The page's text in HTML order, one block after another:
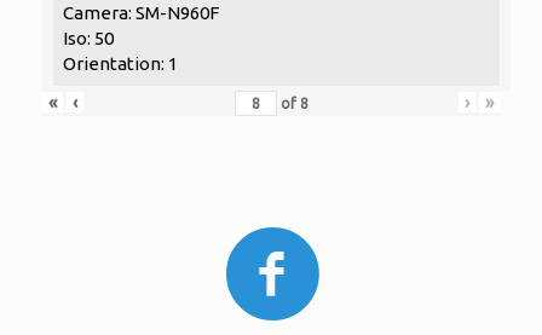
Camera: SM-N960F
Iso: 50
Orientation: 1
«
‹ of 8 › »